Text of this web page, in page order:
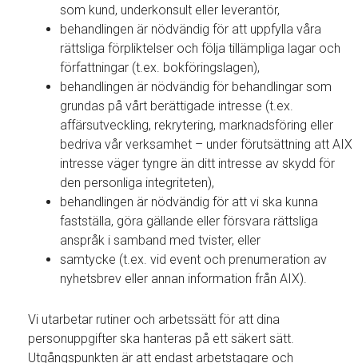
som kund, underkonsult eller leverantör,
behandlingen är nödvändig för att uppfylla våra
rättsliga förpliktelser och följa tillämpliga lagar och
författningar (t.ex. bokföringslagen),
behandlingen är nödvändig för behandlingar som
grundas på vårt berättigade intresse (t.ex.
affärsutveckling, rekrytering, marknadsföring eller
bedriva vår verksamhet – under förutsättning att AIX
intresse väger tyngre än ditt intresse av skydd för
den personliga integriteten),
behandlingen är nödvändig för att vi ska kunna
fastställa, göra gällande eller försvara rättsliga
anspråk i samband med tvister, eller
samtycke (t.ex. vid event och prenumeration av
nyhetsbrev eller annan information från AIX).
Vi utarbetar rutiner och arbetssätt för att dina
personuppgifter ska hanteras på ett säkert sätt.
Utgångspunkten är att endast arbetstagare och